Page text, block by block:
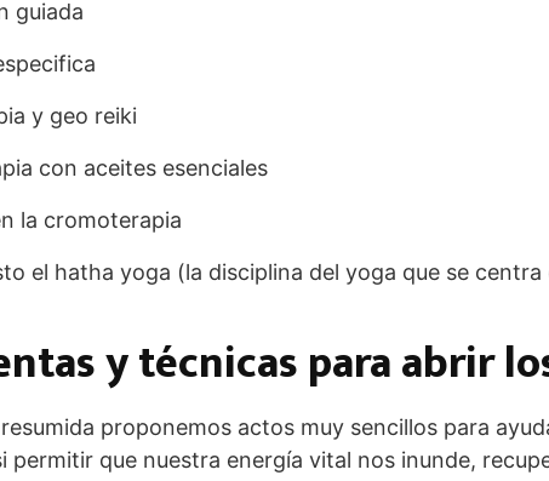
guiada
y geo reiki
con aceites esenciales
la cromoterapia
el hatha yoga (la disciplina del yoga que se
y técnicas para abrir
proponemos actos muy sencillos para
permitir que nuestra energía vital nos inunde,